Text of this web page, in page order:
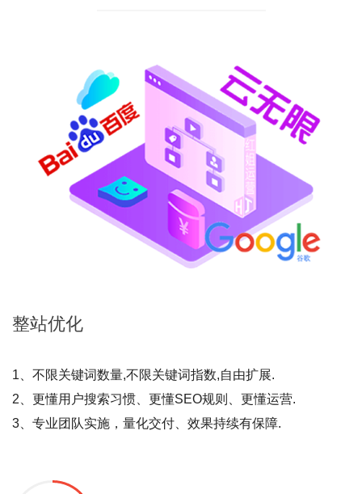
整站优化
1、不限关键词数量,不限关键词指数,自由扩展.
2、更懂用户搜索习惯、更懂SEO规则、更懂运营.
3、专业团队实施，量化交付、效果持续有保障.